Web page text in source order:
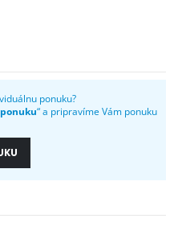
ponuku?
“ a pripravíme Vám ponuku